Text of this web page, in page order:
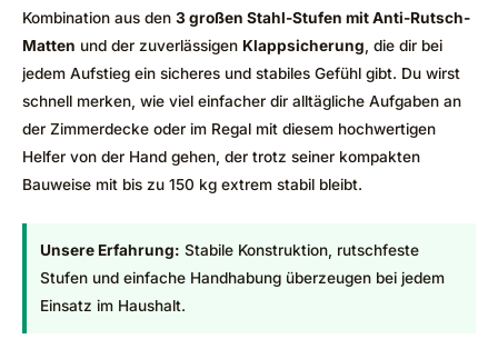
Kombination aus den 3 großen Stahl-Stufen mit Anti-Rutsch-
Matten und der zuverlässigen Klappsicherung , die dir bei
jedem Aufstieg ein sicheres und stabiles Gefühl gibt. Du wirst
schnell merken, wie viel einfacher dir alltägliche Aufgaben an
der Zimmerdecke oder im Regal mit diesem hochwertigen
Helfer von der Hand gehen, der trotz seiner kompakten
Bauweise mit bis zu 150 kg extrem stabil bleibt.
Unsere Erfahrung: Stabile Konstruktion, rutschfeste
Stufen und einfache Handhabung überzeugen bei jedem
Einsatz im Haushalt.